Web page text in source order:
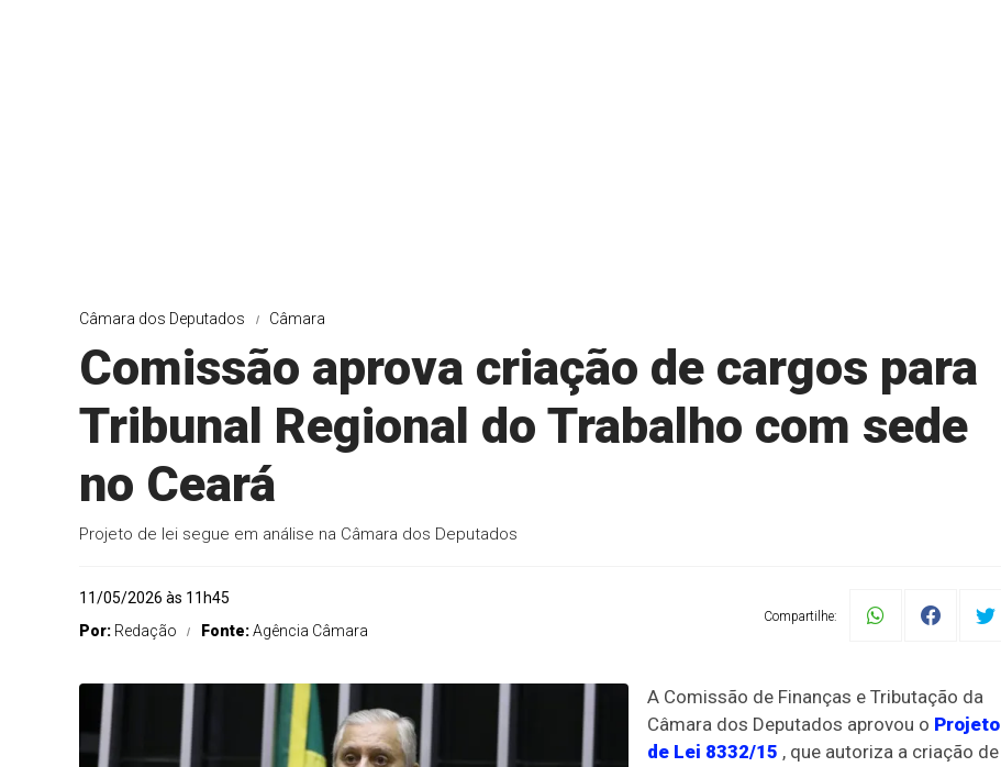
Câmara dos Deputados Câmara
Comissão aprova criação de cargos para
Tribunal Regional do Trabalho com sede
no Ceará
Projeto de lei segue em análise na Câmara dos Deputados
11/05/2026 às 11h45
Por: Redação Fonte:Agência Câmara
Compartilhe:
A Comissão de Finanças e Tributação da
Câmara dos Deputados aprovou o Projeto
de Lei 8332/15 , que autoriza a criação de